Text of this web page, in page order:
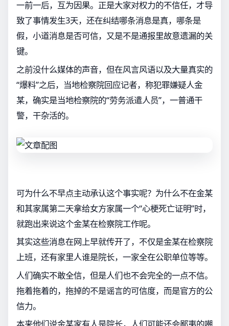
一前一后，互为因果。正是大家对权力的不信任，才导
致了事情发生3天，还在纠结哪条消息是真，哪条是
假，小道消息是否可信，又是不是通报里故意遗漏的关
键。
之前没什么媒体的声音，但在风言风语以及大量真实的
“爆料”之后，当地检察院回应记者，称犯罪嫌疑人金
某，确实是当地检察院的“劳务派遣人员”，一普通干
警，干杂活的。
可为什么不早点主动承认这个事实呢？为什么不在金某
和其家属第二天拿给女方家属一个“心梗死亡证明”时，
就跑出来说这个金某在检察院工作呢。
其实这些消息在网上早就传开了，不仅是金某在检察院
上班，还有家里人谁是院长，一家全在公职单位等等。
人们确实不敢全信，但是人们也不会完全的一点不信。
拖着拖着的，拖掉的不是谣言的可信度，而是官方的公
信力。